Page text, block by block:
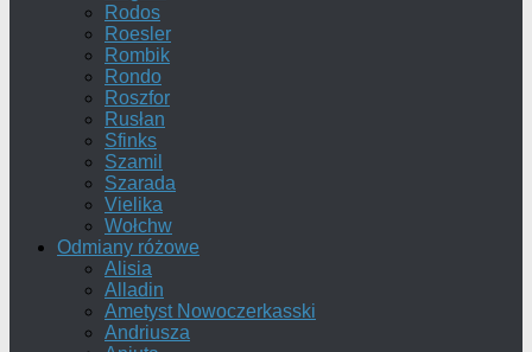
Rodos
Roesler
Rombik
Rondo
Roszfor
Rusłan
Sfinks
Szamil
Szarada
Vielika
Wołchw
Odmiany różowe
Alisia
Alladin
Ametyst Nowoczerkasski
Andriusza